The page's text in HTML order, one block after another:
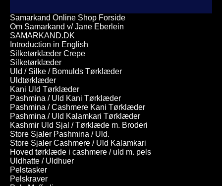
Samarkand Online Shop Forside
Om Samarkand v/ Jane Eberlein
SAMARKAND.DK
Introduction in English
Silketørklæder Crepe
Silketørklæder
Uld / Silke / Bomulds Tørklæder
Uldtørklæder
Kani Uld Tørklæder
Pashmina / Uld Kani Tørklæder
Pashmina / Cashmere Kani Tørklæder
Pashmina / Uld Kalamkari Tørklæder
Kashmir Uld Sjal / Tørklæde m. Broderi
Store Sjaler Pashmina / Uld.
Store Sjaler Cashmere / Uld Kalamkari
Hoved tørklæde i cashmere / uld m. pels
Uldhatte / Uldhuer
Pelstasker
Pelskraver